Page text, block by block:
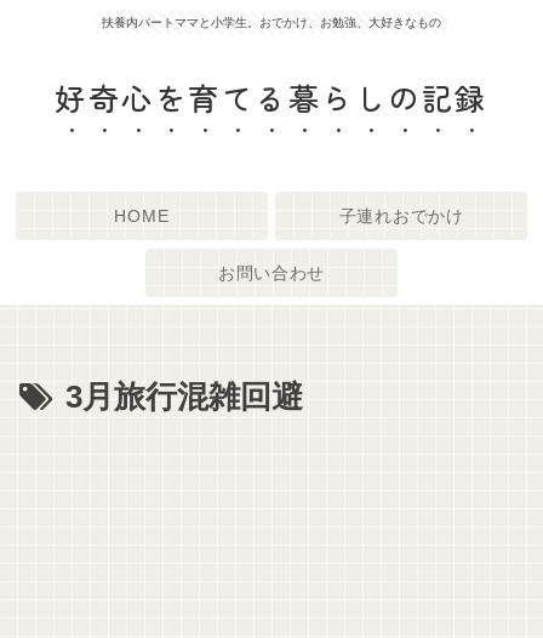
扶養内パートママと小学生。おでかけ、お勉強、大好きなもの
好奇心を育てる暮らしの記録
HOME 子連れおでかけ
お問い合わせ
3月旅行混雑回避